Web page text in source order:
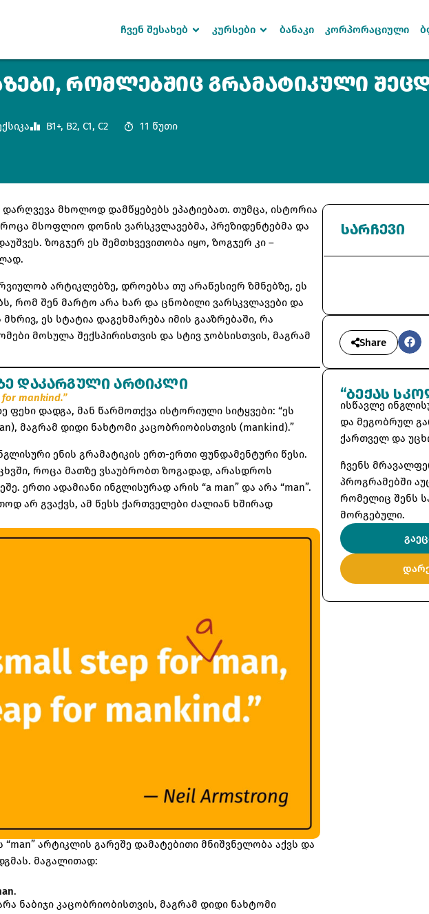
ჩვენ შესახებ კურსები ბანაკი კორპორაციული
ᲠᲝᲛᲚᲔᲑᲨᲘᲪ ᲒᲠᲐᲛᲐᲢᲘᲙᲣᲚᲘ
B1+, B2, C1, C2 11 წუთი
მხოლოდ დამწყებებს ეპატიებათ. თუმცა, ისტორია
მსოფლიო დონის ვარსკვლავებმა, პრეზიდენტებმა და
ზოგჯერ ეს შემთხვევითობა იყო, ზოგჯერ კი –
არტიკლებზე, დროებსა თუ არაწესიერ ზმნებზე, ეს
რომ შენ მარტო არა ხარ და ცნობილი ვარსკვლავები და
ეს სტატია დაგეხმარება იმის გააზრებაში, რა
მოსულა შექსპირისთვის და სტივ ჯობსისთვის, მაგრამ
ᲓᲐᲙᲐᲠᲒᲣᲚᲘ ᲐᲠᲢᲘᲙᲚᲘ
mankind.”
დადგა, მან წარმოთქვა ისტორიული სიტყვები: “ეს
მაგრამ დიდი ნახტომი კაცობრიობისთვის (mankind).”
ენის გრამატიკის ერთ-ერთი ფუნდამენტური წესი.
როცა მათზე ვსაუბრობთ ზოგადად, არასდროს
ერთი ადამიანი ინგლისურად არის “a man” და არა “man”.
არ გვაქვს, ამ წესს ქართველები ძალიან ხშირად
არტიკლის გარეშე დამატებითი მნიშვნელობა აქვს და
მაგალითად:
.
ნაბიჯი კაცობრიობისთვის, მაგრამ დიდი ნახტომი
ᲡᲐᲠᲩᲔᲕᲘ
Share
“ᲑᲔᲥᲐᲡ
ისწავლე
და მეგობრულ
ქართველ და
ჩვენს
პროგრამებში
რომელიც შენს
მორგებული.
Sign in
Don’t have an account?
SIGN UP
Already have an account?Sign in